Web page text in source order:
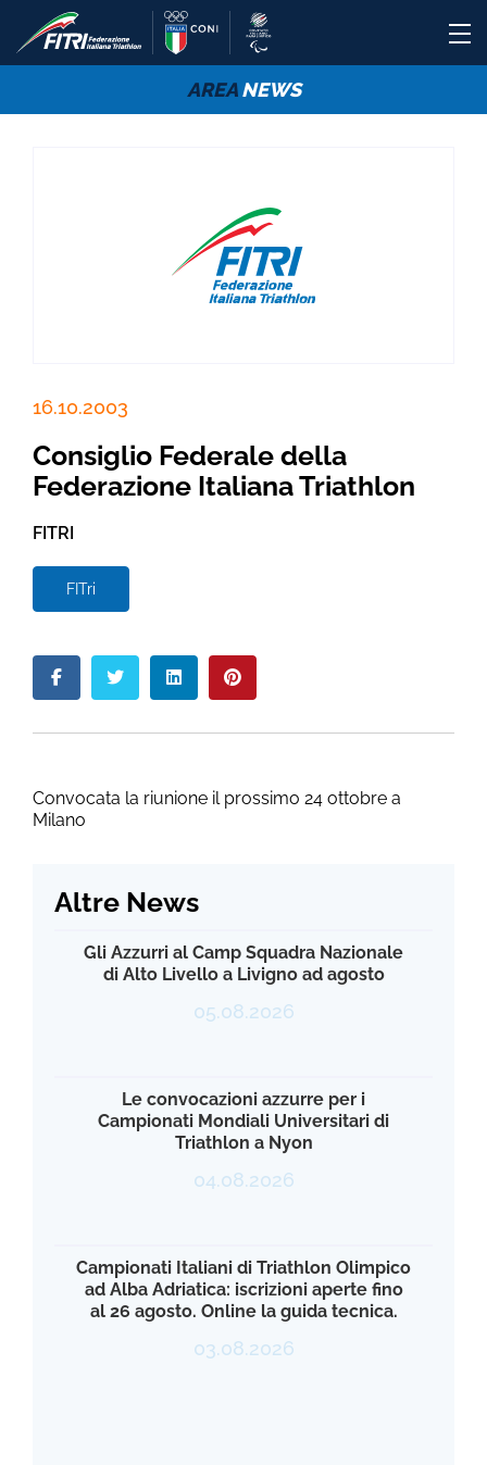
AREANEWS
16.10.2003
Consiglio Federale della
Federazione Italiana Triathlon
FITRI
FITri
Convocata la riunione il prossimo 24 ottobre a
Milano
Altre News
Gli Azzurri al Camp Squadra Nazionale
di Alto Livello a Livigno ad agosto
05.08.2026
Le convocazioni azzurre per i
Campionati Mondiali Universitari di
Triathlon a Nyon
04.08.2026
Campionati Italiani di Triathlon Olimpico
ad Alba Adriatica: iscrizioni aperte fino
al 26 agosto. Online la guida tecnica.
03.08.2026